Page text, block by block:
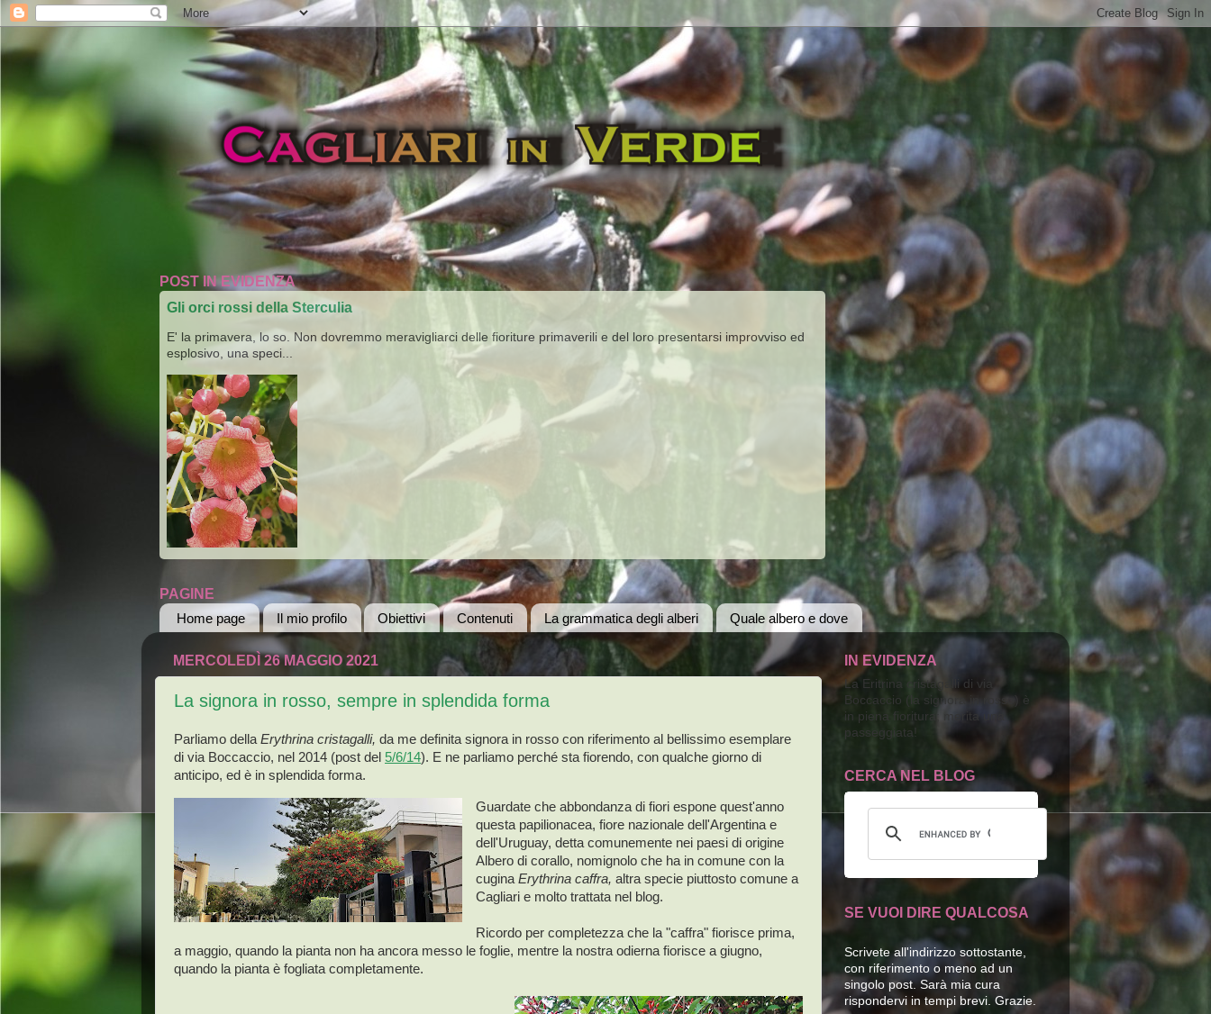
POST IN EVIDENZA
Gli orci rossi della Sterculia
E' la primavera, lo so. Non dovremmo meravigliarci delle fioriture primaverili e del loro presentarsi improvviso ed
esplosivo, una speci...
PAGINE
Home page
Il mio profilo Obiettivi Contenuti La grammatica degli alberi Quale albero e dove
MERCOLEDÌ 26 MAGGIO 2021
La signora in rosso, sempre in splendida forma
Parliamo della Erythrina cristagalli, da me definita signora in rosso con riferimento al bellissimo esemplare
di via Boccaccio, nel 2014 (post del 5/6/14). E ne parliamo perché sta fiorendo, con qualche giorno di
anticipo, ed è in splendida forma.
Guardate che abbondanza di fiori espone quest'anno
questa papilionacea, fiore nazionale dell'Argentina e
dell'Uruguay, detta comunemente nei paesi di origine
Albero di corallo, nomignolo che ha in comune con la
cugina Erythrina caffra, altra specie piuttosto comune a
Cagliari e molto trattata nel blog.
Ricordo per completezza che la "caffra" fiorisce prima,
a maggio, quando la pianta non ha ancora messo le foglie, mentre la nostra odierna fiorisce a giugno,
quando la pianta è fogliata completamente.
IN EVIDENZA
La Eritrina cristagalli di via
Boccaccio (la signora in rosso) è
in piena fioritura; merita una
passeggiata!
CERCA NEL BLOG
SE VUOI DIRE QUALCOSA
Scrivete all'indirizzo sottostante,
con riferimento o meno ad un
singolo post. Sarà mia cura
rispondervi in tempi brevi. Grazie.